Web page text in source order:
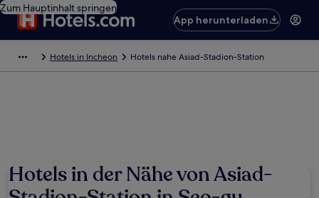
Zum Hauptinhalt springen
App herunterladen
Hotels in Incheon Hotels nahe Asiad-Stadion-Station
Hotels in der Nähe von Asiad-